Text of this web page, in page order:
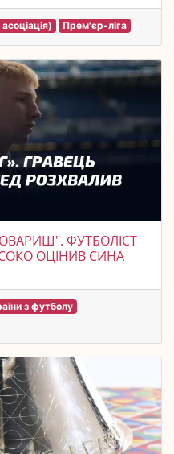
Прем'єр-ліга
ФУТБОЛІСТ
ОЦІНИВ СИНА
з футболу